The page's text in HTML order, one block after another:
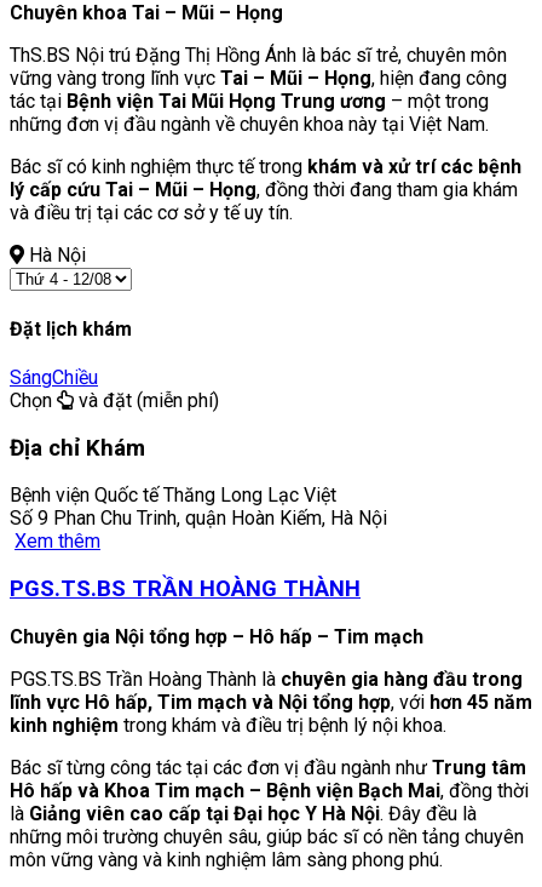
Chuyên khoa Tai – Mũi – Họng
ThS.BS Nội trú Đặng Thị Hồng Ánh là bác sĩ trẻ, chuyên môn
vững vàng trong lĩnh vực Tai – Mũi – Họng, hiện đang công
tác tại Bệnh viện Tai Mũi Họng Trung ương – một trong
những đơn vị đầu ngành về chuyên khoa này tại Việt Nam.
Bác sĩ có kinh nghiệm thực tế trong khám và xử trí các bệnh
lý cấp cứu Tai – Mũi – Họng, đồng thời đang tham gia khám
và điều trị tại các cơ sở y tế uy tín.
Hà Nội
Đặt lịch khám
SángChiều
Chọn
và đặt (miễn phí)
Địa chỉ Khám
Bệnh viện Quốc tế Thăng Long Lạc Việt
Số 9 Phan Chu Trinh, quận Hoàn Kiếm, Hà Nội
Xem thêm
PGS.TS.BS TRẦN HOÀNG THÀNH
Chuyên gia Nội tổng hợp – Hô hấp – Tim mạch
PGS.TS.BS Trần Hoàng Thành là chuyên gia hàng đầu trong
lĩnh vực Hô hấp, Tim mạch và Nội tổng hợp, với hơn 45 năm
kinh nghiệm trong khám và điều trị bệnh lý nội khoa.
Bác sĩ từng công tác tại các đơn vị đầu ngành như Trung tâm
Hô hấp và Khoa Tim mạch – Bệnh viện Bạch Mai, đồng thời
là Giảng viên cao cấp tại Đại học Y Hà Nội. Đây đều là
những môi trường chuyên sâu, giúp bác sĩ có nền tảng chuyên
môn vững vàng và kinh nghiệm lâm sàng phong phú.